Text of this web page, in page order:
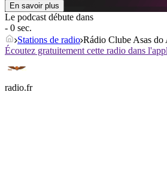
En savoir plus
Le podcast débute dans
- 0 sec.
Stations de radio Rádio Clube Asas do
Écoutez gratuitement cette radio dans
radio.fr